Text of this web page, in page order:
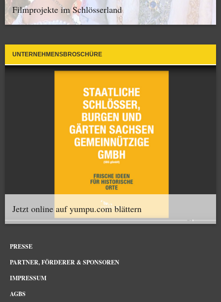
Filmprojekte im Schlösserland
UNTERNEHMENSBROSCHÜRE
Jetzt online auf yumpu.com blättern
PRESSE
PARTNER, FÖRDERER & SPONSOREN
IMPRESSUM
AGBS